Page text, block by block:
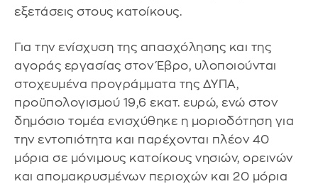
εξετάσεις στους κατοίκους.
Για την ενίσχυση της απασχόλησης και της
αγοράς εργασίας στον Έβρο, υλοποιούνται
στοχευμένα προγράμματα της ΔΥΠΑ,
προϋπολογισμού 19,6 εκατ. ευρώ, ενώ στον
δημόσιο τομέα ενισχύθηκε η μοριοδότηση για
την εντοπιότητα και παρέχονται πλέον 40
μόρια σε μόνιμους κατοίκους νησιών, ορεινών
και απομακρυσμένων περιοχών και 20 μόρια